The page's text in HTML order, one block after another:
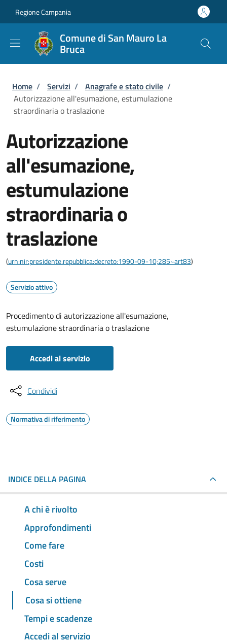
Regione Campania
Comune di San Mauro La
Bruca
Briciole di pane
Home / Servizi / Anagrafe e stato civile /
Autorizzazione all'esumazione, estumulazione
straordinaria o traslazione
Autorizzazione
all'esumazione,
estumulazione
straordinaria o
traslazione
(urn:nir:presidente.repubblica:decreto:1990-09-10;285~art83)
Servizio attivo
Procedimento di autorizzazione all'esumazione,
estumulazione straordinaria o traslazione
Accedi al servizio
Condividi
Normativa di riferimento
INDICE DELLA PAGINA
A chi è rivolto
Approfondimenti
Come fare
Costi
Cosa serve
Cosa si ottiene
Tempi e scadenze
Accedi al servizio